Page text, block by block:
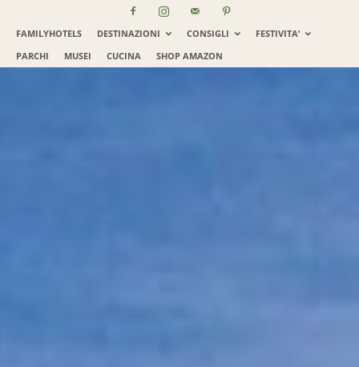
FAMILYHOTELS DESTINAZIONI CONSIGLI
FESTIVITA’
PARCHI
MUSEI CUCINA SHOP AMAZON